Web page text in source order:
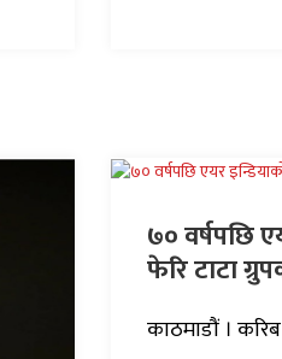
७० वर्षपछि
फेरि टाटा
काठमाडौं ।